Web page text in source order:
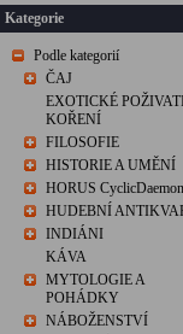
Kategorie
Podle kategorií
ČAJ
EXOTICKÉ
KOŘENÍ
FILOSOFIE
HISTORIE A UMĚNÍ
HORUS CyclicDaemon
HUDEBNÍ
INDIÁNI
KÁVA
MYTOLOGIE A
POHÁDKY
NÁBOŽENSTVÍ